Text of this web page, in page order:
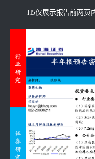
H5仅展示报告前两页